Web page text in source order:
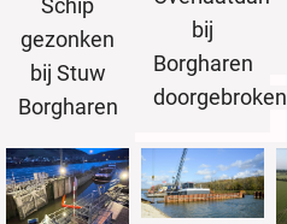
Schip
gezonken
bij Stuw
Borgharen
bij
Borgharen
doorgebroken